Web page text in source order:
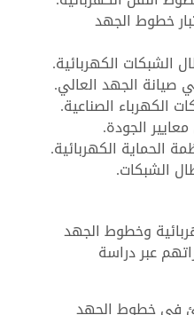
خطوط الجهد
الشبكات الكهربائية.
صيانة الجهد العالي.
الصناعية.
الجودة.
الحماية الكهربائية.
الشبكات.
وخطوط الجهد
عبر دراسة
في خطوط الجهد